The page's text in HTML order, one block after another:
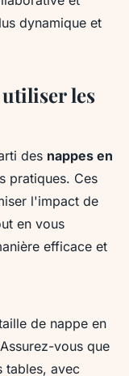
dynamique et
les
des nappes en
pratiques. Ces
l'impact de
en vous
efficace et
de nappe en
vous que
tables, avec